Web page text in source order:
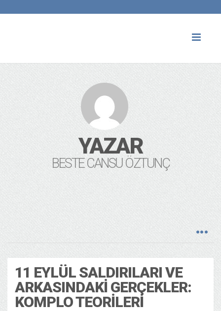
YAZAR
BESTE CANSU ÖZTUNÇ
11 EYLÜL SALDIRILARI VE
ARKASINDAKI GERÇEKLER:
KOMPLO TEORILERI